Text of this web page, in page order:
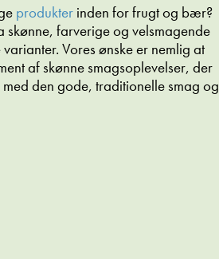
produkter inden for frugt og bær?
farverige og velsmagende
Vores ønske er nemlig at
af skønne smagsoplevelser, der
den gode, traditionelle smag og